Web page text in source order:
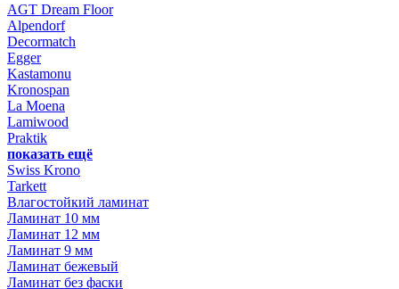
AGT Dream Floor
Alpendorf
Decormatch
Egger
Kastamonu
Kronospan
La Moena
Lamiwood
Praktik
показать ещё
Swiss Krono
Tarkett
Влагостойкий ламинат
Ламинат 10 мм
Ламинат 12 мм
Ламинат 9 мм
Ламинат бежевый
Ламинат без фаски